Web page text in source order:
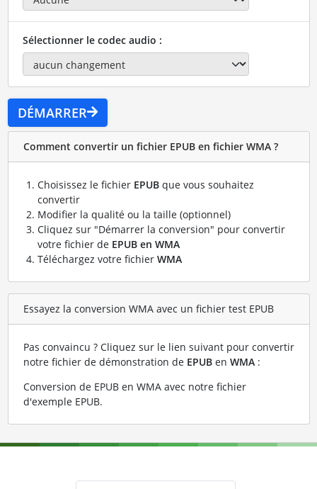
Sélectionner le codec audio :
DÉMARRER
Comment convertir un fichier EPUB en fichier WMA ?
Choisissez le fichier EPUBque vous souhaitez
convertir
Modifier la qualité ou la taille (optionnel)
Cliquez sur "Démarrer la conversion" pour convertir
votre fichier de EPUB en WMA
Téléchargez votre fichier WMA
Essayez la conversion WMA avec un fichier test EPUB
Pas convaincu ? Cliquez sur le lien suivant pour convertir
notre fichier de démonstration de EPUBen WMA:
Conversion de EPUB en WMA avec notre fichier
d'exemple EPUB.